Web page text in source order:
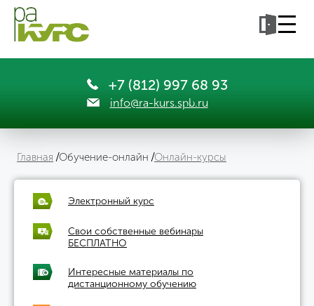
+7 (812) 997 68 93
info@ra-kurs.spb.ru
Главная Обучение-онлайн Онлайн-курсы
Электронный курс
Свои собственные вебинары
БЕСПЛАТНО
Интересные материалы по
дистанционному обучению